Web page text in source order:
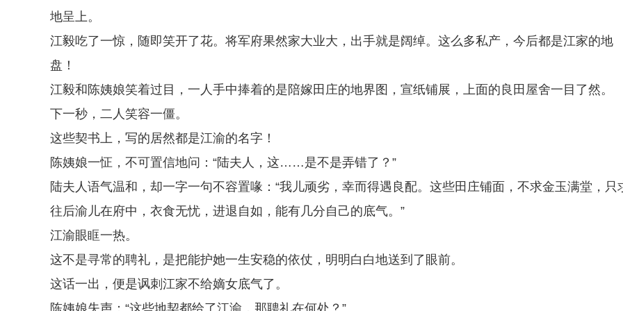
地呈上。
江毅吃了一惊，随即笑开了花。将军府果然家大业大，出手就是阔绰。这么多私产，今后都是江家的地
盘！
江毅和陈姨娘笑着过目，一人手中捧着的是陪嫁田庄的地界图，宣纸铺展，上面的良田屋舍一目了然。
下一秒，二人笑容一僵。
这些契书上，写的居然都是江渝的名字！
陈姨娘一怔，不可置信地问：“陆夫人，这……是不是弄错了？”
陆夫人语气温和，却一字一句不容置喙：“我儿顽劣，幸而得遇良配。这些田庄铺面，不求金玉满堂，只
往后渝儿在府中，衣食无忧，进退自如，能有几分自己的底气。”
江渝眼眶一热。
这不是寻常的聘礼，是把能护她一生安稳的依仗，明明白白地送到了眼前。
这话一出，便是讽刺江家不给嫡女底气了。
陈姨娘失声：“这些地契都给了江渝，那聘礼在何处？”